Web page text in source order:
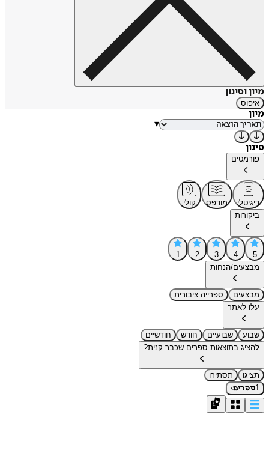
מיון וסינון
איפוס
מיון
▾
סינון
פורמטים
דיגיטלי מודפס
קולי
ביקורות
5
4
3
2
1
מבצעים/הנחות
מבצעים
ספרייה ציבורית
עלו לאתר
שבוע שבועיים חודש
חודשיים
להציג בתוצאות ספרים שכבר קנית?
תציגו
תסתירו
1ספרים›